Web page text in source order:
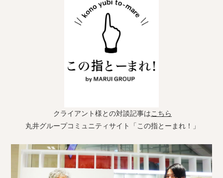
クライアント様との対談記事はこちら
丸井グループコミュニティサイト「この指とーまれ！」